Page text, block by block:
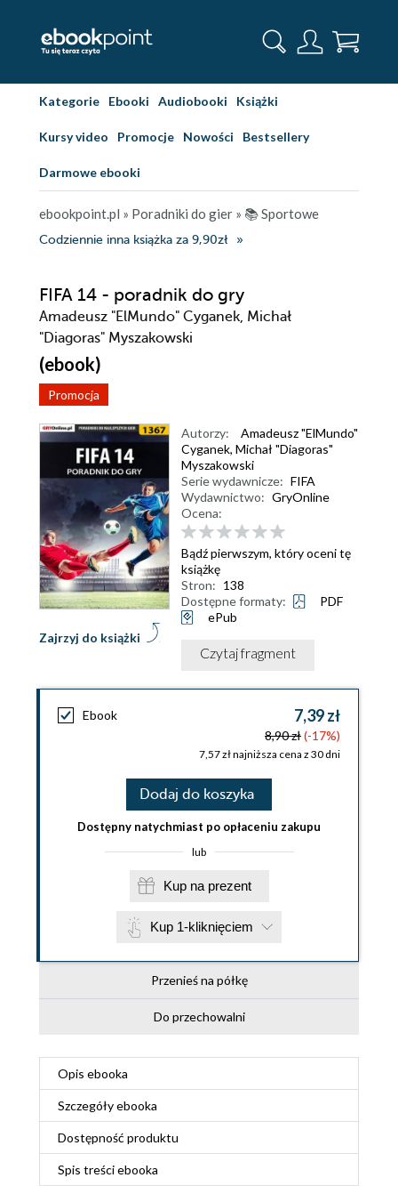
Kategorie Ebooki Audiobooki Książki
Kursy video Promocje Nowości Bestsellery
Darmowe ebooki
ebookpoint.pl » Poradniki do gier » 📚 Sportowe
Codziennie inna książka za 9,90zł
FIFA 14 - poradnik do gry
Amadeusz "ElMundo" Cyganek, Michał
"Diagoras" Myszakowski
(ebook)
Promocja
Zajrzyj do książki
Autorzy:
Amadeusz "ElMundo"
Cyganek, Michał "Diagoras"
Myszakowski
Serie wydawnicze: FIFA
Wydawnictwo: GryOnline
Ocena:
Bądź pierwszym, który oceni tę
książkę
Stron: 138
Dostępne formaty:
PDF
ePub
Czytaj fragment
Ebook 7,39 zł
8,90 zł(-17%)
7,57 zł najniższa cena z 30 dni
Dodaj do koszyka
Dostępny natychmiast po opłaceniu zakupu
lub
Kup na prezent
Kup 1-kliknięciem
Przenieś na półkę
Do przechowalni
Opis ebooka
Szczegółyebooka
Dostępność produktu
Spis treściebooka